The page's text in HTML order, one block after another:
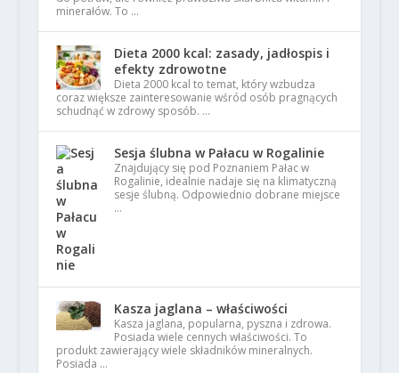
minerałów. To …
Dieta 2000 kcal: zasady, jadłospis i
efekty zdrowotne
Dieta 2000 kcal to temat, który wzbudza
coraz większe zainteresowanie wśród osób pragnących
schudnąć w zdrowy sposób. …
Sesja ślubna w Pałacu w Rogalinie
Znajdujący się pod Poznaniem Pałac w
Rogalinie, idealnie nadaje się na klimatyczną
sesje ślubną. Odpowiednio dobrane miejsce
…
Kasza jaglana – właściwości
Kasza jaglana, popularna, pyszna i zdrowa.
Posiada wiele cennych właściwości. To
produkt zawierający wiele składników mineralnych.
Posiada …